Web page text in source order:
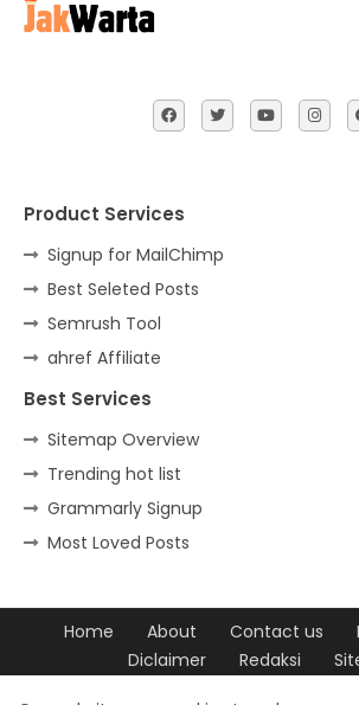
Product Services
Signup for MailChimp
Best Seleted Posts
Semrush Tool
ahref Affiliate
Best Services
Sitemap Overview
Trending hot list
Grammarly Signup
Most Loved Posts
Home About Contact us
Diclaimer
Redaksi